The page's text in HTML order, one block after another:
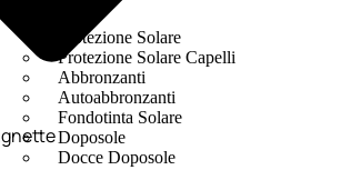
Protezione Solare
Protezione Solare Capelli
Abbronzanti
Autoabbronzanti
Fondotinta Solare
Doposole
Docce Doposole